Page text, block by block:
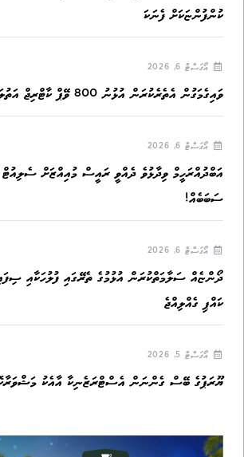
ކުންފުންޏަކަށް ފެނަކަ
އޯގަސްޓް 6, 2026
ވައިގެމަގުން އެތެރެކުރަން އުޅުނު 800 ވޭޕް ކާޓްރިޖް އަތުލައިގެންފި
އޯގަސްޓް 6, 2026
އަބްދުއްރަހީމް ވިދާޅުވެ ދެއްވީ ރައީސް މުއިއްޒަށް ސެލިއުޓް
ސަބަބެއް!
އޯގަސްޓް 6, 2026
ދޯންޏެއް ސަލާމަތްކުރަން އުޅުމުގެ ތެރޭގައި ފުލުހަކާއި
ކައްޕި ގެއްލިއްޖެ
އޯގަސްޓް 5, 2026
ޔޫރަޕުގެ ބޭސް ގެންނަން އެސްޓްރަޒެނިކާ އާއެކު